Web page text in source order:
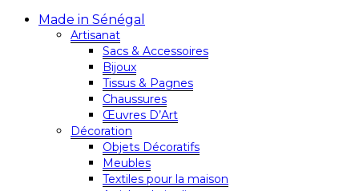
Made in Sénégal
Artisanat
Sacs & Accessoires
Bijoux
Tissus & Pagnes
Chaussures
Œuvres D’Art
Décoration
Objets Décoratifs
Meubles
Textiles pour la maison